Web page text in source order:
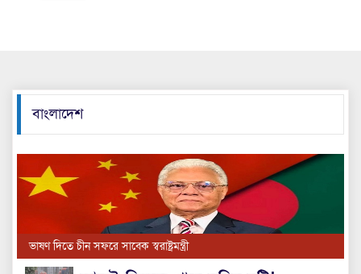
মধ্যপ্রাচ্য যুদ্ধের বিপজ্জনক মোড়, এবার ইরানের মিসাইল
ভূপাতিত করলো তুরস্ক
খামেনির স্বেচ্ছা শহীদানের চাইতে বড় অস্ত্র মানুষের নাই
আজ
কেমন অবস্থায় চেয়ারে বসেন আহসান এইচ মনসুর!
বাংলাদেশ
ভাষণ দিতে চীন সফরে সাবেক স্বরাষ্ট্রমন্ত্রী